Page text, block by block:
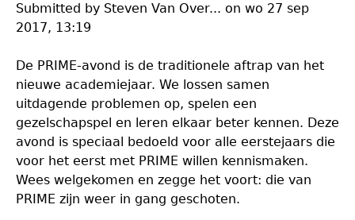
Submitted by Steven Van Over... on wo 27 sep
2017, 13:19
De PRIME-avond is de traditionele aftrap van het
nieuwe academiejaar. We lossen samen
uitdagende problemen op, spelen een
gezelschapspel en leren elkaar beter kennen. Deze
avond is speciaal bedoeld voor alle eerstejaars die
voor het eerst met PRIME willen kennismaken.
Wees welgekomen en zegge het voort: die van
PRIME zijn weer in gang geschoten.